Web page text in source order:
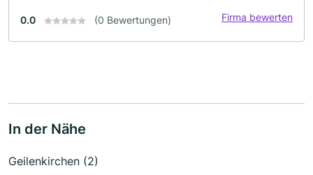
0.0 (0 Bewertungen) Firma bewerten
In der Nähe
Geilenkirchen (2)